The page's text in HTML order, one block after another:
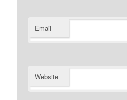
Email
Website